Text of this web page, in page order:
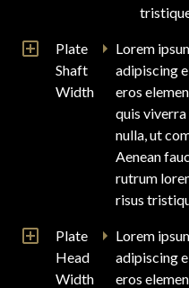
Plate
Shaft
Width
Lorem
adipiscing
eros
quis
nulla, ut
Aenean
rutrum
risus
Plate
Head
Width
Lorem
adipiscing
eros